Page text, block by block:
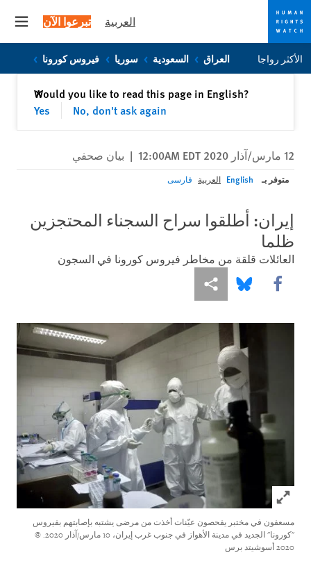
Skip
to
Skip
to
العربية تبرعوا الآن
الأكثر رواجا العراق السعودية سوريا فيروس كورونا
Would you like to read this page in English?
Yes
No, don't ask again
✕إغلاق
12 مارس/آذار 2020 12:00AM EDT | بيان صحفي
متوفر بـ English العربية فارسی
إيران: أطلقوا سراح السجناء المحتجزين
ظلما
العائلات قلقة من مخاطر فيروس كورونا في السجون
Share this via Facebook
Share this via Bluesky
Share this via مشاركة
Click to expand Image
مسعفون في مختبر يفحصون عيّنات أخذت من مرضى يشتبه بإصابتهم بفيروس
"كورونا" الجديد في مدينة الأهواز في جنوب غرب إيران، 10 مارس/آذار 2020.
©
2020 أسوشيتد برس